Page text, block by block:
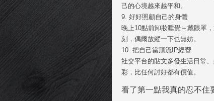
己的心境越來越平和。
9. 好好照顧自己的身體
晚上10點前卸妝睡覺＋戴眼罩
刻，偶爾放縱一下也無妨。
10. 把自己當頂流IP經營
社交平台的貼文多發生活日常
彩，比任何討好都有價值。
看了第一點我真的忍不住